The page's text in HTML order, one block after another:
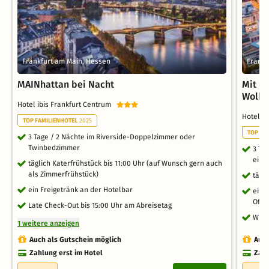
Frankfurt am Main, Hessen
MAINhattan bei Nacht
Hotel ibis Frankfurt Centrum
TOP FAMILIENHOTEL 2025
3 Tage / 2 Nächte im Riverside-Doppelzimmer oder
Twinbedzimmer
täglich Katerfrühstück bis 11:00 Uhr (auf Wunsch gern auch
als Zimmerfrühstück)
ein Freigetränk an der Hotelbar
Late Check-Out bis 15:00 Uhr am Abreisetag
1 weitere anzeigen
Auch als Gutschein möglich
Zahlung erst im Hotel
Mit
Hotel
TOP
3
eine
ein
Off'-